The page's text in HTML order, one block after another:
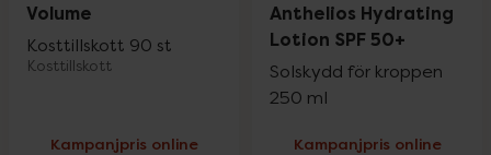
Volume
Kosttillskott 90 st
Kosttillskott
Kampanjpris online
Anthelios Hydrating
Lotion SPF 50+
Solskydd för kroppen
250 ml
Kampanjpris online